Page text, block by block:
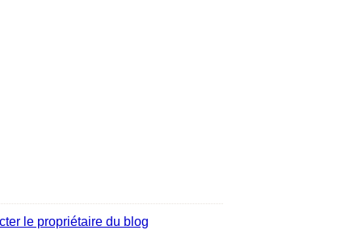
le propriétaire du blog